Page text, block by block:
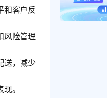
和客户反
风险管理
送，减少
。